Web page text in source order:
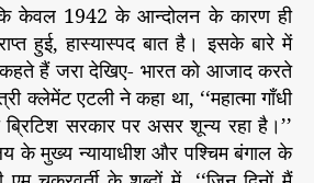
केवल 1942 के आन्दोलन के कारण ही
हुई, हास्यास्पद बात है। इसके बारे में
कहते हैं जरा देखिए- भारत को आजाद करते
क्लेमेंट एटली ने कहा था, ‘‘महात्मा गाँधी
सरकार पर असर शून्य रहा है।’’
के मुख्य न्यायाधीश और पश्चिम बंगाल के